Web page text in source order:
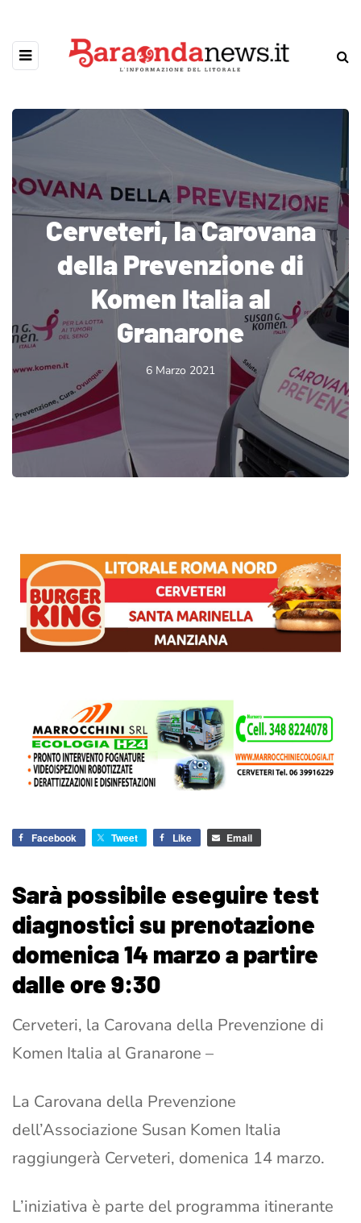
Cerveteri, la Carovana
della Prevenzione di
Komen Italia al
Granarone
6 Marzo 2021
Facebook Tweet Like Email
Sarà possibile eseguire test
diagnostici su prenotazione
domenica 14 marzo a partire
dalle ore 9:30
Cerveteri, la Carovana della Prevenzione di
Komen Italia al Granarone –
La Carovana della Prevenzione
dell’Associazione Susan Komen Italia
raggiungerà Cerveteri, domenica 14 marzo.
L’iniziativa è parte del programma itinerante